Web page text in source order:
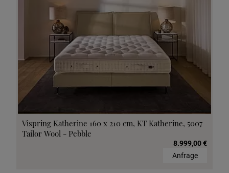
Vispring Katherine 160 x 210 cm, KT Katherine, 5007
Tailor Wool - Pebble
8.999,00 €
Anfrage